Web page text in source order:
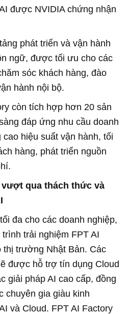
được NVIDIA chứng nhận
phát triển và vận hành
ngữ, được tối ưu cho các
sóc khách hàng, đào
hành nội bộ.
còn tích hợp hơn 20 sản
đáp ứng nhu cầu doanh
hiệu suất vận hành, tối
hàng, phát triển nguồn
qua thách thức và
đa cho các doanh nghiệp,
trải nghiệm FPT AI
thị trường Nhật Bản. Các
được hỗ trợ tín dụng Cloud
giải pháp AI cao cấp, đồng
chuyên gia giàu kinh
và Cloud. FPT AI Factory